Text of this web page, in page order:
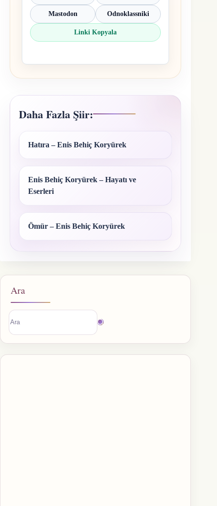
Mastodon Odnoklassniki
Linki Kopyala
Daha Fazla Şiir:
Hatıra – Enis Behiç Koryürek
Enis Behiç Koryürek – Hayatı ve
Eserleri
Ömür – Enis Behiç Koryürek
Ara